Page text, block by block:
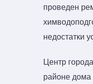
проведен
недостатки
Центр
районе